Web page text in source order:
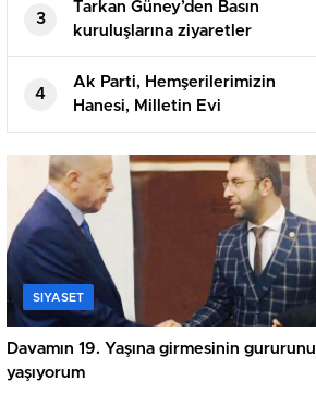
3
Tarkan Güney’den Basın
kuruluşlarına ziyaretler
4
Ak Parti, Hemşerilerimizin
Hanesi, Milletin Evi
SIYASET
Davamın 19. Yaşına girmesinin gururunu
yaşıyorum